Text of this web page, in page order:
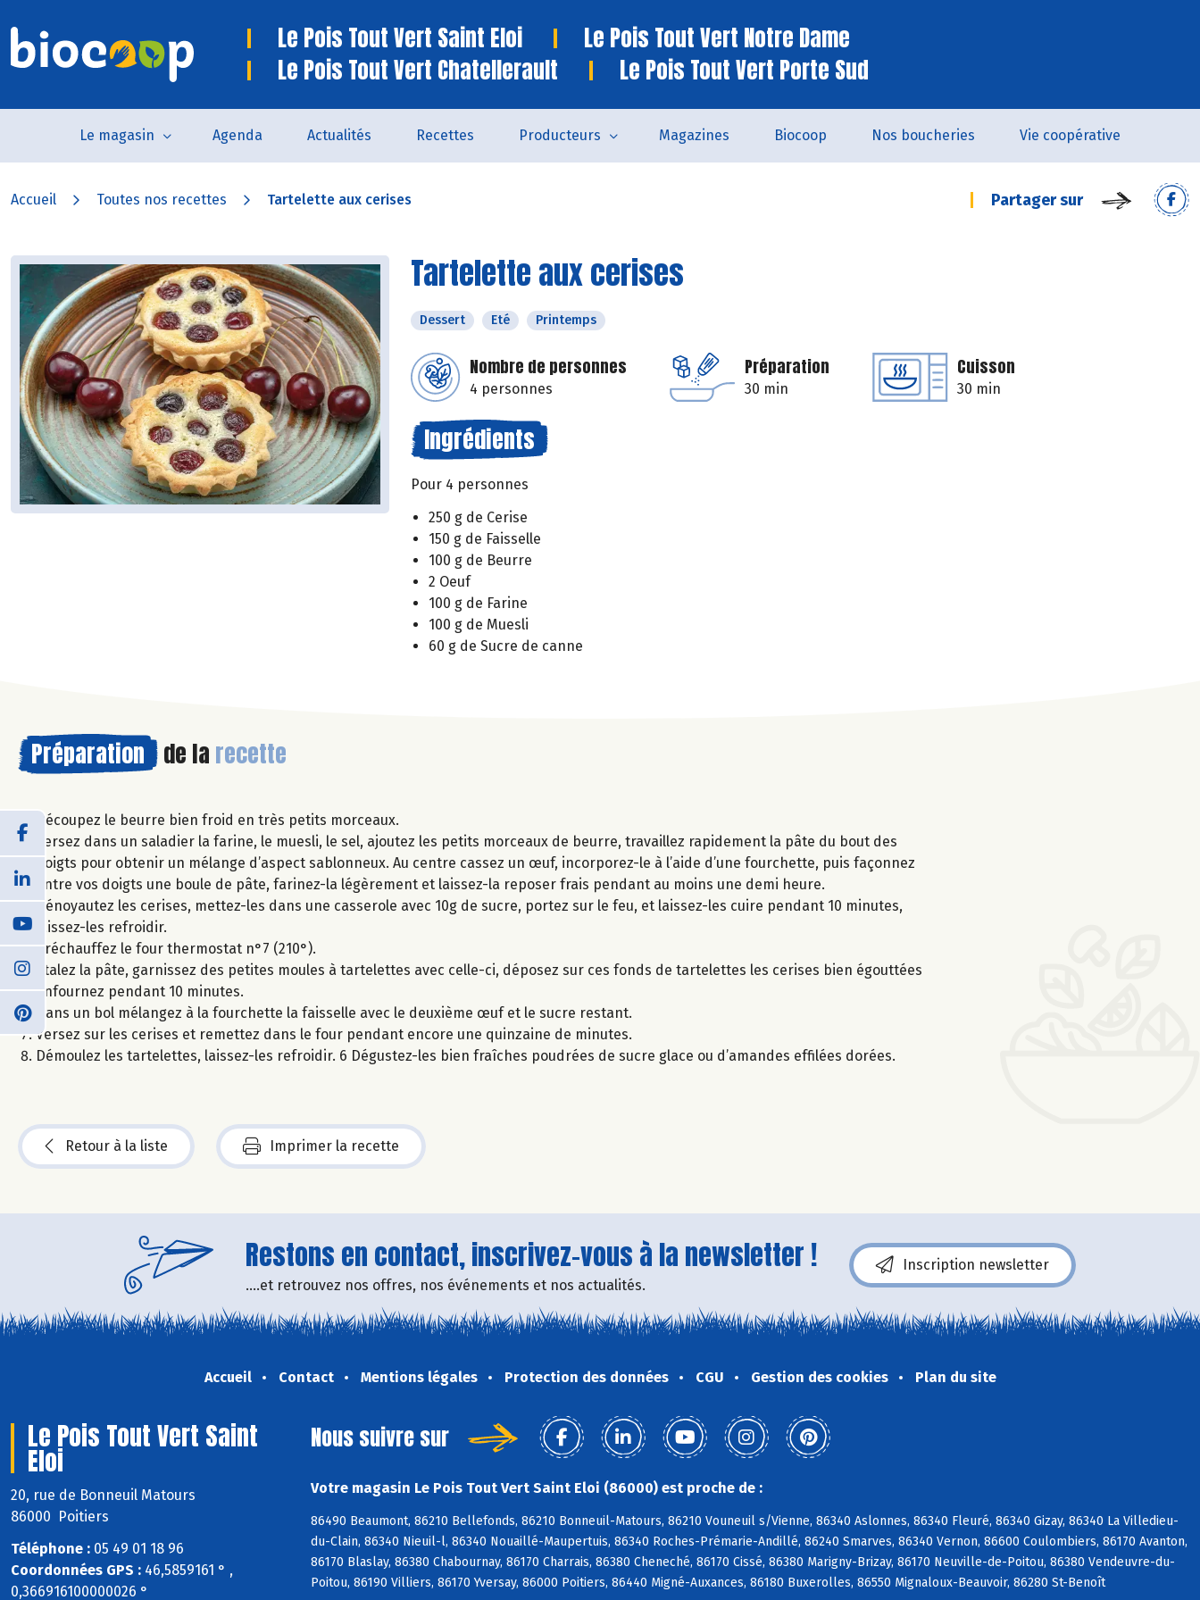
Le Pois Tout Vert Saint Eloi
Le Pois Tout Vert Notre Dame
Le Pois Tout Vert Chatellerault
Le Pois Tout Vert Porte Sud
Le magasin Agenda Actualités Recettes Producteurs Magazines Biocoop Nos boucheries Vie coopérative
Accueil Toutes nos recettes Tartelette aux cerises Partager sur
Tartelette aux cerises
Dessert Eté Printemps
Nombre de personnes
4 personnes
Préparation
30 min
Cuisson
30 min
Ingrédients
Pour 4 personnes
250 g de Cerise
150 g de Faisselle
100 g de Beurre
2 Oeuf
100 g de Farine
100 g de Muesli
60 g de Sucre de canne
Préparation de la recette
Découpez le beurre bien froid en très petits morceaux.
Versez dans un saladier la farine, le muesli, le sel, ajoutez les petits morceaux de beurre, travaillez rapidement la pâte du bout des
doigts pour obtenir un mélange d’aspect sablonneux. Au centre cassez un œuf, incorporez-le à l’aide d’une fourchette, puis façonnez
entre vos doigts une boule de pâte, farinez-la légèrement et laissez-la reposer frais pendant au moins une demi heure.
Dénoyautez les cerises, mettez-les dans une casserole avec 10g de sucre, portez sur le feu, et laissez-les cuire pendant 10 minutes,
laissez-les refroidir.
Préchauffez le four thermostat n°7 (210°).
Etalez la pâte, garnissez des petites moules à tartelettes avec celle-ci, déposez sur ces fonds de tartelettes les cerises bien égouttées
enfournez pendant 10 minutes.
Dans un bol mélangez à la fourchette la faisselle avec le deuxième œuf et le sucre restant.
Versez sur les cerises et remettez dans le four pendant encore une quinzaine de minutes.
Démoulez les tartelettes, laissez-les refroidir. 6 Dégustez-les bien fraîches poudrées de sucre glace ou d’amandes effilées dorées.
Retour à la liste Imprimer la recette
Restons en contact, inscrivez-vous à la newsletter !
....et retrouvez nos offres, nos événements et nos actualités.
Inscription newsletter
Accueil Contact Mentions légales Protection des données CGU Gestion des cookies Plan du site
Le Pois Tout Vert Saint
Eloi
20, rue de Bonneuil Matours
86000 Poitiers
Téléphone : 05 49 01 18 96
Coordonnées GPS : 46,5859161 ° ,
0,366916100000026 °
Nous suivre sur
Votre magasin Le Pois Tout Vert Saint Eloi (86000) est proche de :
86490 Beaumont, 86210 Bellefonds, 86210 Bonneuil-Matours, 86210 Vouneuil s/Vienne, 86340 Aslonnes, 86340 Fleuré, 86340 Gizay, 86340 La Villedieu-
du-Clain, 86340 Nieuil-l, 86340 Nouaillé-Maupertuis, 86340 Roches-Prémarie-Andillé, 86240 Smarves, 86340 Vernon, 86600 Coulombiers, 86170 Avanton,
86170 Blaslay, 86380 Chabournay, 86170 Charrais, 86380 Cheneché, 86170 Cissé, 86380 Marigny-Brizay, 86170 Neuville-de-Poitou, 86380 Vendeuvre-du-
Poitou, 86190 Villiers, 86170 Yversay, 86000 Poitiers, 86440 Migné-Auxances, 86180 Buxerolles, 86550 Mignaloux-Beauvoir, 86280 St-Benoît